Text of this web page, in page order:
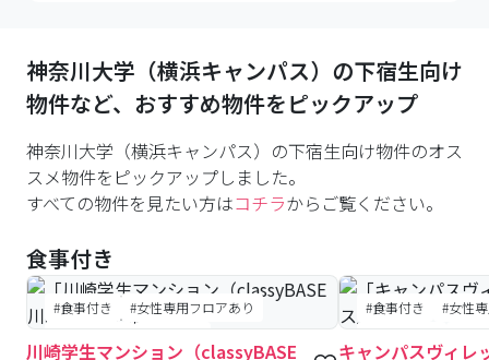
神奈川大学（横浜キャンパス） の下宿生向け
物件など、おすすめ物件をピックアップ
神奈川大学（横浜キャンパス）の下宿生向け物件のオス
スメ物件をピックアップしました。
すべての物件を見たい方はコチラからご覧ください。
食事付き
#食事付き
#女性専用フロアあり
#予約受付中
#空室待ち
川崎学生マンション（classyBASE
#食事付き
#女性
#予約受付中
#空
キャンパスヴィレ